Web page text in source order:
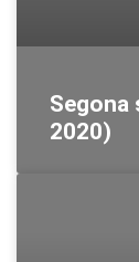
Segona
2020)